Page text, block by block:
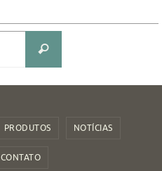
Search
PRODUTOS NOTÍCIAS
CONTATO